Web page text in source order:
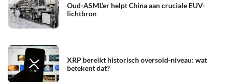
Oud-ASML’er helpt China aan cruciale EUV-
lichtbron
XRP bereikt historisch oversold-niveau: wat
betekent dat?